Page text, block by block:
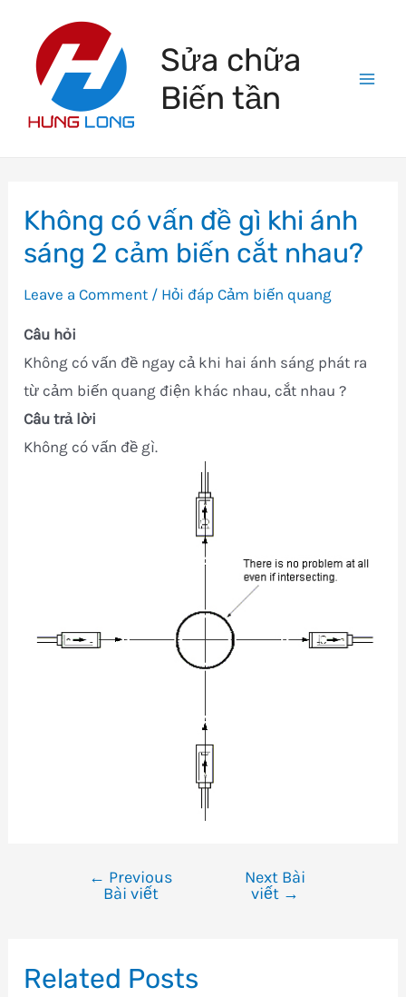
content
Sửa chữa
Biến tần
Không có vấn đề gì khi ánh
sáng 2 cảm biến cắt nhau?
Leave a Comment / Hỏi đáp Cảm biến quang
Câu hỏi
Không có vấn đề ngay cả khi hai ánh sáng phát ra
từ cảm biến quang điện khác nhau, cắt nhau ?
Câu trả lời
Không có vấn đề gì.
viết
← Previous
Bài viết
Next Bài
viết →
Related Posts